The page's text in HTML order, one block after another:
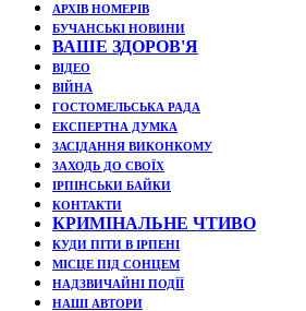
АРХІВ НОМЕРІВ
БУЧАНСЬКІ НОВИНИ
ВАШЕ ЗДОРОВ'Я
ВІДЕО
ВІЙНА
ГОСТОМЕЛЬСЬКА РАДА
ЕКСПЕРТНА ДУМКА
ЗАСІДАННЯ ВИКОНКОМУ
ЗАХОДЬ ДО СВОЇХ
ІРПІНСЬКИ БАЙКИ
КОНТАКТИ
КРИМІНАЛЬНЕ ЧТИВО
КУДИ ПІТИ В ІРПЕНІ
МІСЦЕ ПІД СОНЦЕМ
НАДЗВИЧАЙНІ ПОДЇЇ
НАШІ АВТОРИ